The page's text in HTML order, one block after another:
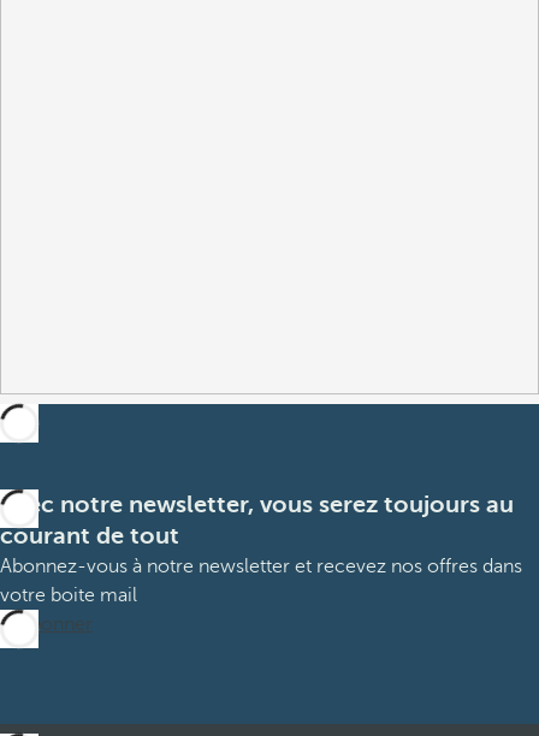
Avec notre newsletter, vous serez toujours au
courant de tout
Abonnez-vous à notre newsletter et recevez nos offres dans
votre boite mail
M’abonner